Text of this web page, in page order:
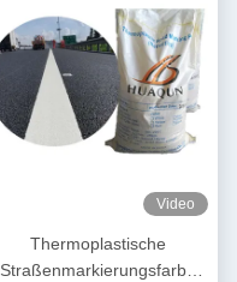
Video
Thermoplastische
Straßenmarkierungsfarbe